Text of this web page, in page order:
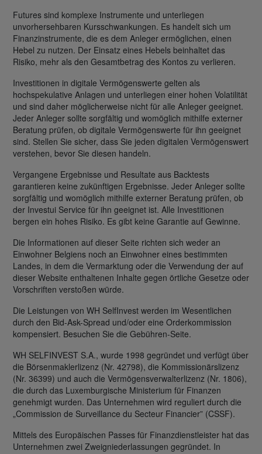
Futures sind komplexe Instrumente und unterliegen
unvorhersehbaren Kursschwankungen. Es handelt sich um
Finanzinstrumente, die es dem Anleger ermöglichen, einen
Hebel zu nutzen. Der Einsatz eines Hebels beinhaltet das
Risiko, mehr als den Gesamtbetrag des Kontos zu verlieren.
Investitionen in digitale Vermögenswerte gelten als
hochspekulative Anlagen und unterliegen einer hohen Volatilität
und sind daher möglicherweise nicht für alle Anleger geeignet.
Jeder Anleger sollte sorgfältig und womöglich mithilfe externer
Beratung prüfen, ob digitale Vermögenswerte für ihn geeignet
sind. Stellen Sie sicher, dass Sie jeden digitalen Vermögenswert
verstehen, bevor Sie diesen handeln.
Vergangene Ergebnisse und Resultate aus Backtests
garantieren keine zukünftigen Ergebnisse. Jeder Anleger sollte
sorgfältig und womöglich mithilfe externer Beratung prüfen, ob
der Investui Service für ihn geeignet ist. Alle Investitionen
bergen ein hohes Risiko. Es gibt keine Garantie auf Gewinne.
Die Informationen auf dieser Seite richten sich weder an
Einwohner Belgiens noch an Einwohner eines bestimmten
Landes, in dem die Vermarktung oder die Verwendung der auf
dieser Website enthaltenen Inhalte gegen örtliche Gesetze oder
Vorschriften verstoßen würde.
Die Leistungen von WH SelfInvest werden im Wesentlichen
durch den Bid-Ask-Spread und/oder eine Orderkommission
kompensiert. Besuchen Sie die Gebühren-Seite.
WH SELFINVEST S.A., wurde 1998 gegründet und verfügt über
die Börsenmaklerlizenz (Nr. 42798), die Kommissionärslizenz
(Nr. 36399) und auch die Vermögensverwalterlizenz (Nr. 1806),
die durch das Luxemburgische Ministerium für Finanzen
genehmigt wurden. Das Unternehmen wird reguliert durch die
„Commission de Surveillance du Secteur Financier” (CSSF).
Mittels des Europäischen Passes für Finanzdienstleister hat das
Unternehmen zwei Zweigniederlassungen gegründet. In